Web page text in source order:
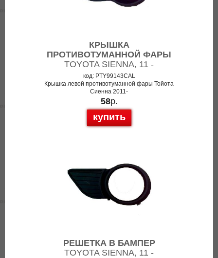
КРЫШКА
ПРОТИВОТУМАННОЙ ФАРЫ
TOYOTA SIENNA, 11 -
код: PTY99143CAL
Крышка левой противотуманной фары Тойота
Сиенна 2011-
58р.
купить
РЕШЕТКА В БАМПЕР
TOYOTA SIENNA, 11 -